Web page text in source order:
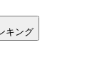
キング